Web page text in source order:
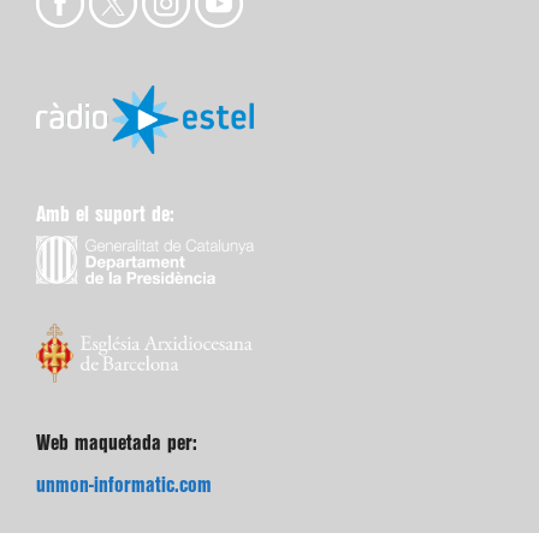
Amb el suport de:
Web maquetada per:
unmon-informatic.com